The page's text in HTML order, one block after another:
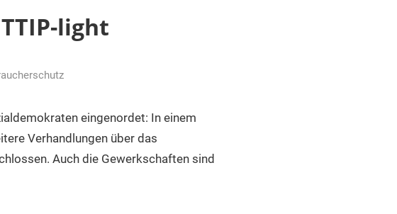
light
eingenordet: In einem
Verhandlungen über das
Auch die Gewerkschaften sind